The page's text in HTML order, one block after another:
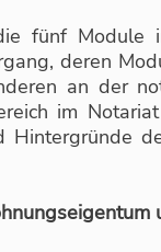
fünf Module
deren
an der
im